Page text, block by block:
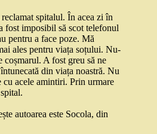
spitalul. În acea zi în
fost imposibil să scot telefonul
pentru a face poze. Mă
ales pentru viața soțului. Nu-
coșmarul. A fost greu să ne
din viața noastră. Nu
cu acele amintiri. Prin urmare
autoarea este Socola, din